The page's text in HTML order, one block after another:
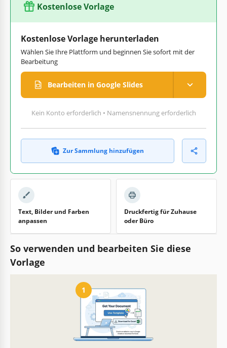
Kostenlose Vorlage
Kostenlose Vorlage herunterladen
Wählen Sie Ihre Plattform und beginnen Sie sofort mit der
Bearbeitung
Bearbeiten in Google Slides
Kein Konto erforderlich • Namensnennung erforderlich
Zur Sammlung hinzufügen
Text, Bilder und Farben
anpassen
Druckfertig für Zuhause
oder Büro
So verwenden und bearbeiten Sie diese
Vorlage
1